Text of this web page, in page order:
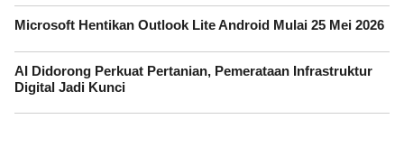
Microsoft Hentikan Outlook Lite Android Mulai 25 Mei 2026
AI Didorong Perkuat Pertanian, Pemerataan Infrastruktur
Digital Jadi Kunci